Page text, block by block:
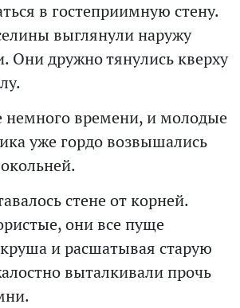
в гостеприимную стену.
выглянули наружу
Они дружно тянулись кверху
времени, и молодые
уже гордо возвышались
стене от корней.
они все пуще
круша и расшатывая старую
выталкивали прочь